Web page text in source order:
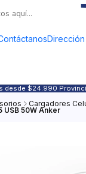
desde $24.990
Cargadores
USB 50W Anker